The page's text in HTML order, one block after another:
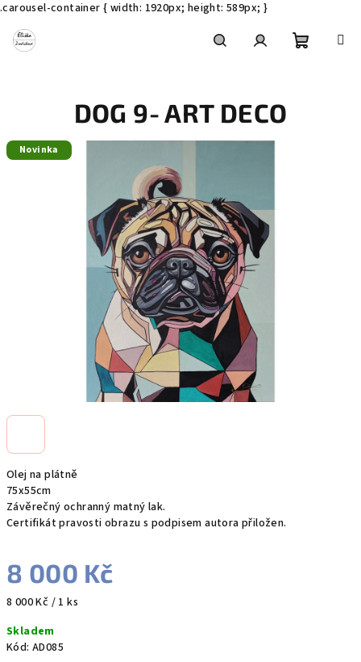
.carousel-container { width: 1920px; height: 589px; }
obsah
Olej na plátně
75x55cm
Závěrečný ochranný matný lak.
Certifikát pravosti obrazu s podpisem autora přiložen.
8 000 Kč
Měrná
8 000 Kč / 1 ks
Skladem
Kód: AD085
DOG 9- ART DECO
Novinka